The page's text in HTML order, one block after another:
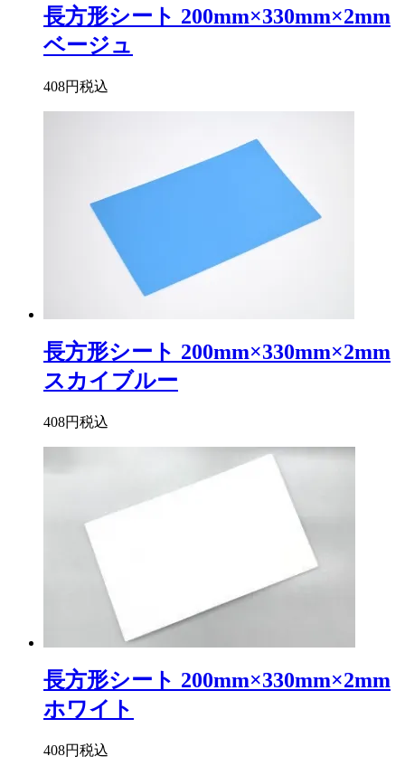
長方形シート 200mm×330mm×2mm
ベージュ
408円税込
長方形シート 200mm×330mm×2mm
スカイブルー
408円税込
長方形シート 200mm×330mm×2mm
ホワイト
408円税込